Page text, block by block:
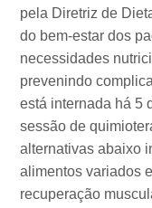
pela Diretriz de
do bem-estar dos
necessidades
prevenindo
está internada há 5
sessão de
alternativas abaixo
alimentos variados
recuperação